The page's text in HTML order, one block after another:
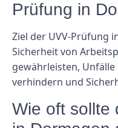
Prüfung in
Ziel der UVV-Prüfung
Sicherheit von
gewährleisten,
verhindern und
Wie oft sollte